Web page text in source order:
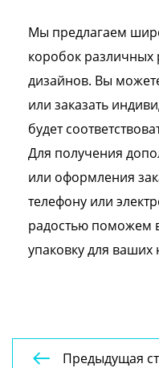
Мы предлагаем
коробок различных
дизайнов. Вы
или заказать
будет
Для получения
или оформления
телефону или
радостью поможем
упаковку для ваших

Предыдущая статья: Белая